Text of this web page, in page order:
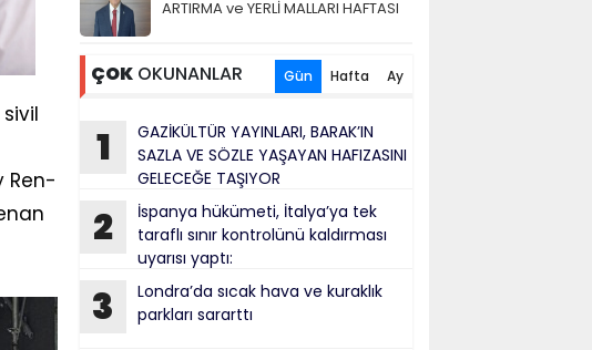
Ren-
ARTIRMA ve YERLİ MALLARI HAFTASI
ÇOK OKUNANLAR Gün Hafta Ay
1
GAZİKÜLTÜR YAYINLARI, BARAK’IN
SAZLA VE SÖZLE YAŞAYAN HAFIZASINI
GELECEĞE TAŞIYOR
2
İspanya hükümeti, İtalya’ya tek
taraflı sınır kontrolünü kaldırması
uyarısı yaptı:
3
Londra’da sıcak hava ve kuraklık
parkları sararttı